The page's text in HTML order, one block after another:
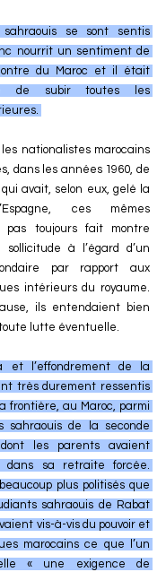
se sont sentis
nourrit un sentiment de
du Maroc et il était
de subir toutes les
nationalistes marocains
dans les années 1960, de
avait, selon eux, gelé la
ces mêmes
pas toujours fait montre
à l’égard d’un
par rapport aux
intérieurs du royaume.
ils entendaient bien
lutte éventuelle.
et l’effondrement de la
très durement ressentis
frontière, au Maroc, parmi
sahraouis de la seconde
les parents avaient
dans sa retraite forcée.
plus politisés que
sahraouis de Rabat
vis-à-vis du pouvoir et
marocains ce que l’un
« une exigence de